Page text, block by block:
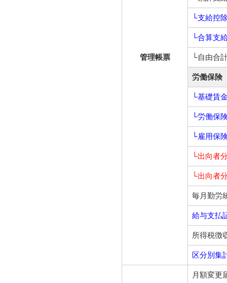
管理帳票
└支給控
└合算支
└自由合
労働保険
└基礎賃
└労働保
└雇用保
└出向者
└出向者
毎月勤労
給与支払
所得税徴
区分別集
月額変更